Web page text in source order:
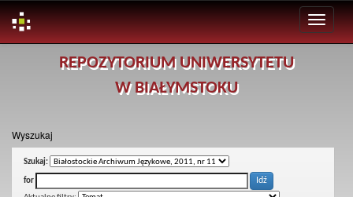
REPOZYTORIUM UNIWERSYTETU
W BIAŁYMSTOKU
Wyszukaj
Szukaj:
for